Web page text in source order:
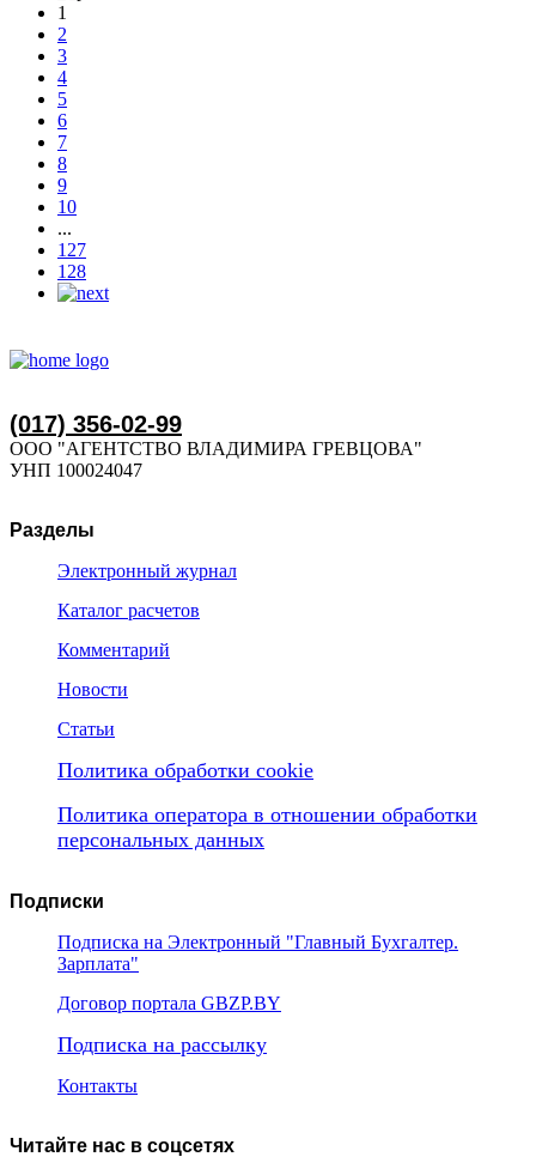
1
2
3
4
5
6
7
8
9
10
...
127
128
(017) 356-02-99
ООО "АГЕНТСТВО ВЛАДИМИРА ГРЕВЦОВА"
УНП 100024047
Разделы
Электронный журнал
Каталог расчетов
Комментарий
Новости
Статьи
Политика обработки cookie
Политика оператора в отношении обработки
персональных данных
Подписки
Подписка на Электронный "Главный Бухгалтер.
Зарплата"
Договор портала GBZP.BY
Подписка на рассылку
Контакты
Читайте нас в соцсетях